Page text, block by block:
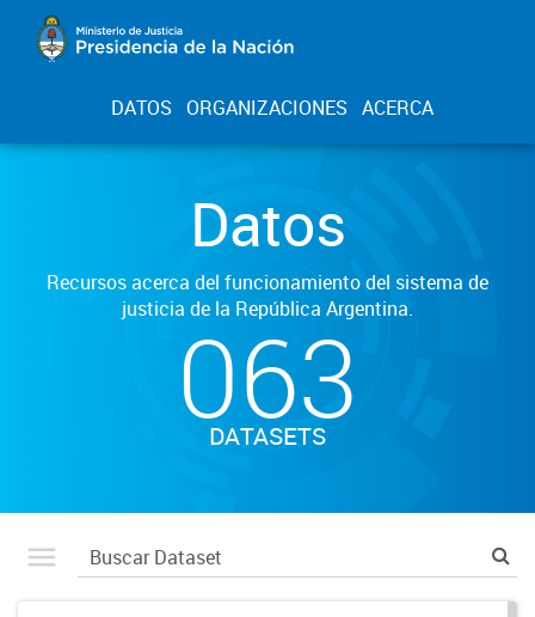
DATOS ORGANIZACIONES ACERCA
Datos
Recursos acerca del funcionamiento del sistema de
justicia de la República Argentina.
063
DATASETS